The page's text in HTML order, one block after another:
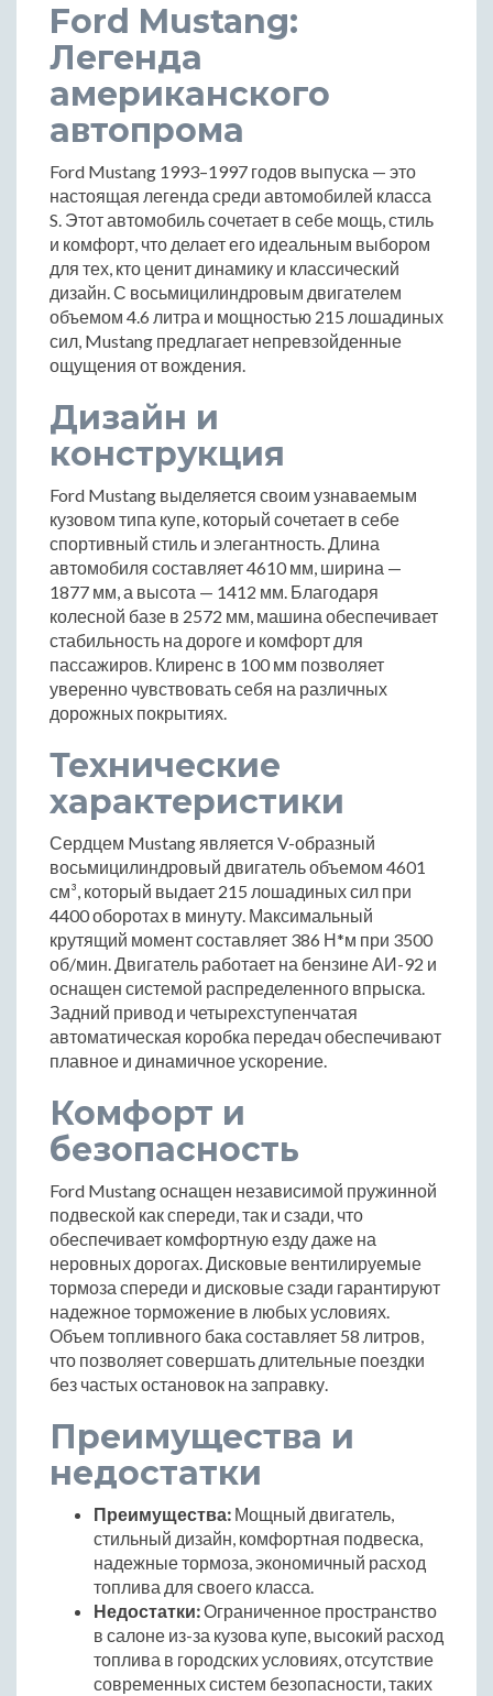
Ford Mustang:
Легенда
американского
автопрома
Ford Mustang 1993–1997 годов выпуска — это
настоящая легенда среди автомобилей класса
S. Этот автомобиль сочетает в себе мощь, стиль
и комфорт, что делает его идеальным выбором
для тех, кто ценит динамику и классический
дизайн. С восьмицилиндровым двигателем
объемом 4.6 литра и мощностью 215 лошадиных
сил, Mustang предлагает непревзойденные
ощущения от вождения.
Дизайн и
конструкция
Ford Mustang выделяется своим узнаваемым
кузовом типа купе, который сочетает в себе
спортивный стиль и элегантность. Длина
автомобиля составляет 4610 мм, ширина —
1877 мм, а высота — 1412 мм. Благодаря
колесной базе в 2572 мм, машина обеспечивает
стабильность на дороге и комфорт для
пассажиров. Клиренс в 100 мм позволяет
уверенно чувствовать себя на различных
дорожных покрытиях.
Технические
характеристики
Сердцем Mustang является V-образный
восьмицилиндровый двигатель объемом 4601
см³, который выдает 215 лошадиных сил при
4400 оборотах в минуту. Максимальный
крутящий момент составляет 386 Н*м при 3500
об/мин. Двигатель работает на бензине АИ-92 и
оснащен системой распределенного впрыска.
Задний привод и четырехступенчатая
автоматическая коробка передач обеспечивают
плавное и динамичное ускорение.
Комфорт и
безопасность
Ford Mustang оснащен независимой пружинной
подвеской как спереди, так и сзади, что
обеспечивает комфортную езду даже на
неровных дорогах. Дисковые вентилируемые
тормоза спереди и дисковые сзади гарантируют
надежное торможение в любых условиях.
Объем топливного бака составляет 58 литров,
что позволяет совершать длительные поездки
без частых остановок на заправку.
Преимущества и
недостатки
Преимущества: Мощный двигатель,
стильный дизайн, комфортная подвеска,
надежные тормоза, экономичный расход
топлива для своего класса.
Недостатки:Ограниченное пространство
в салоне из-за кузова купе, высокий расход
топлива в городских условиях, отсутствие
современных систем безопасности, таких